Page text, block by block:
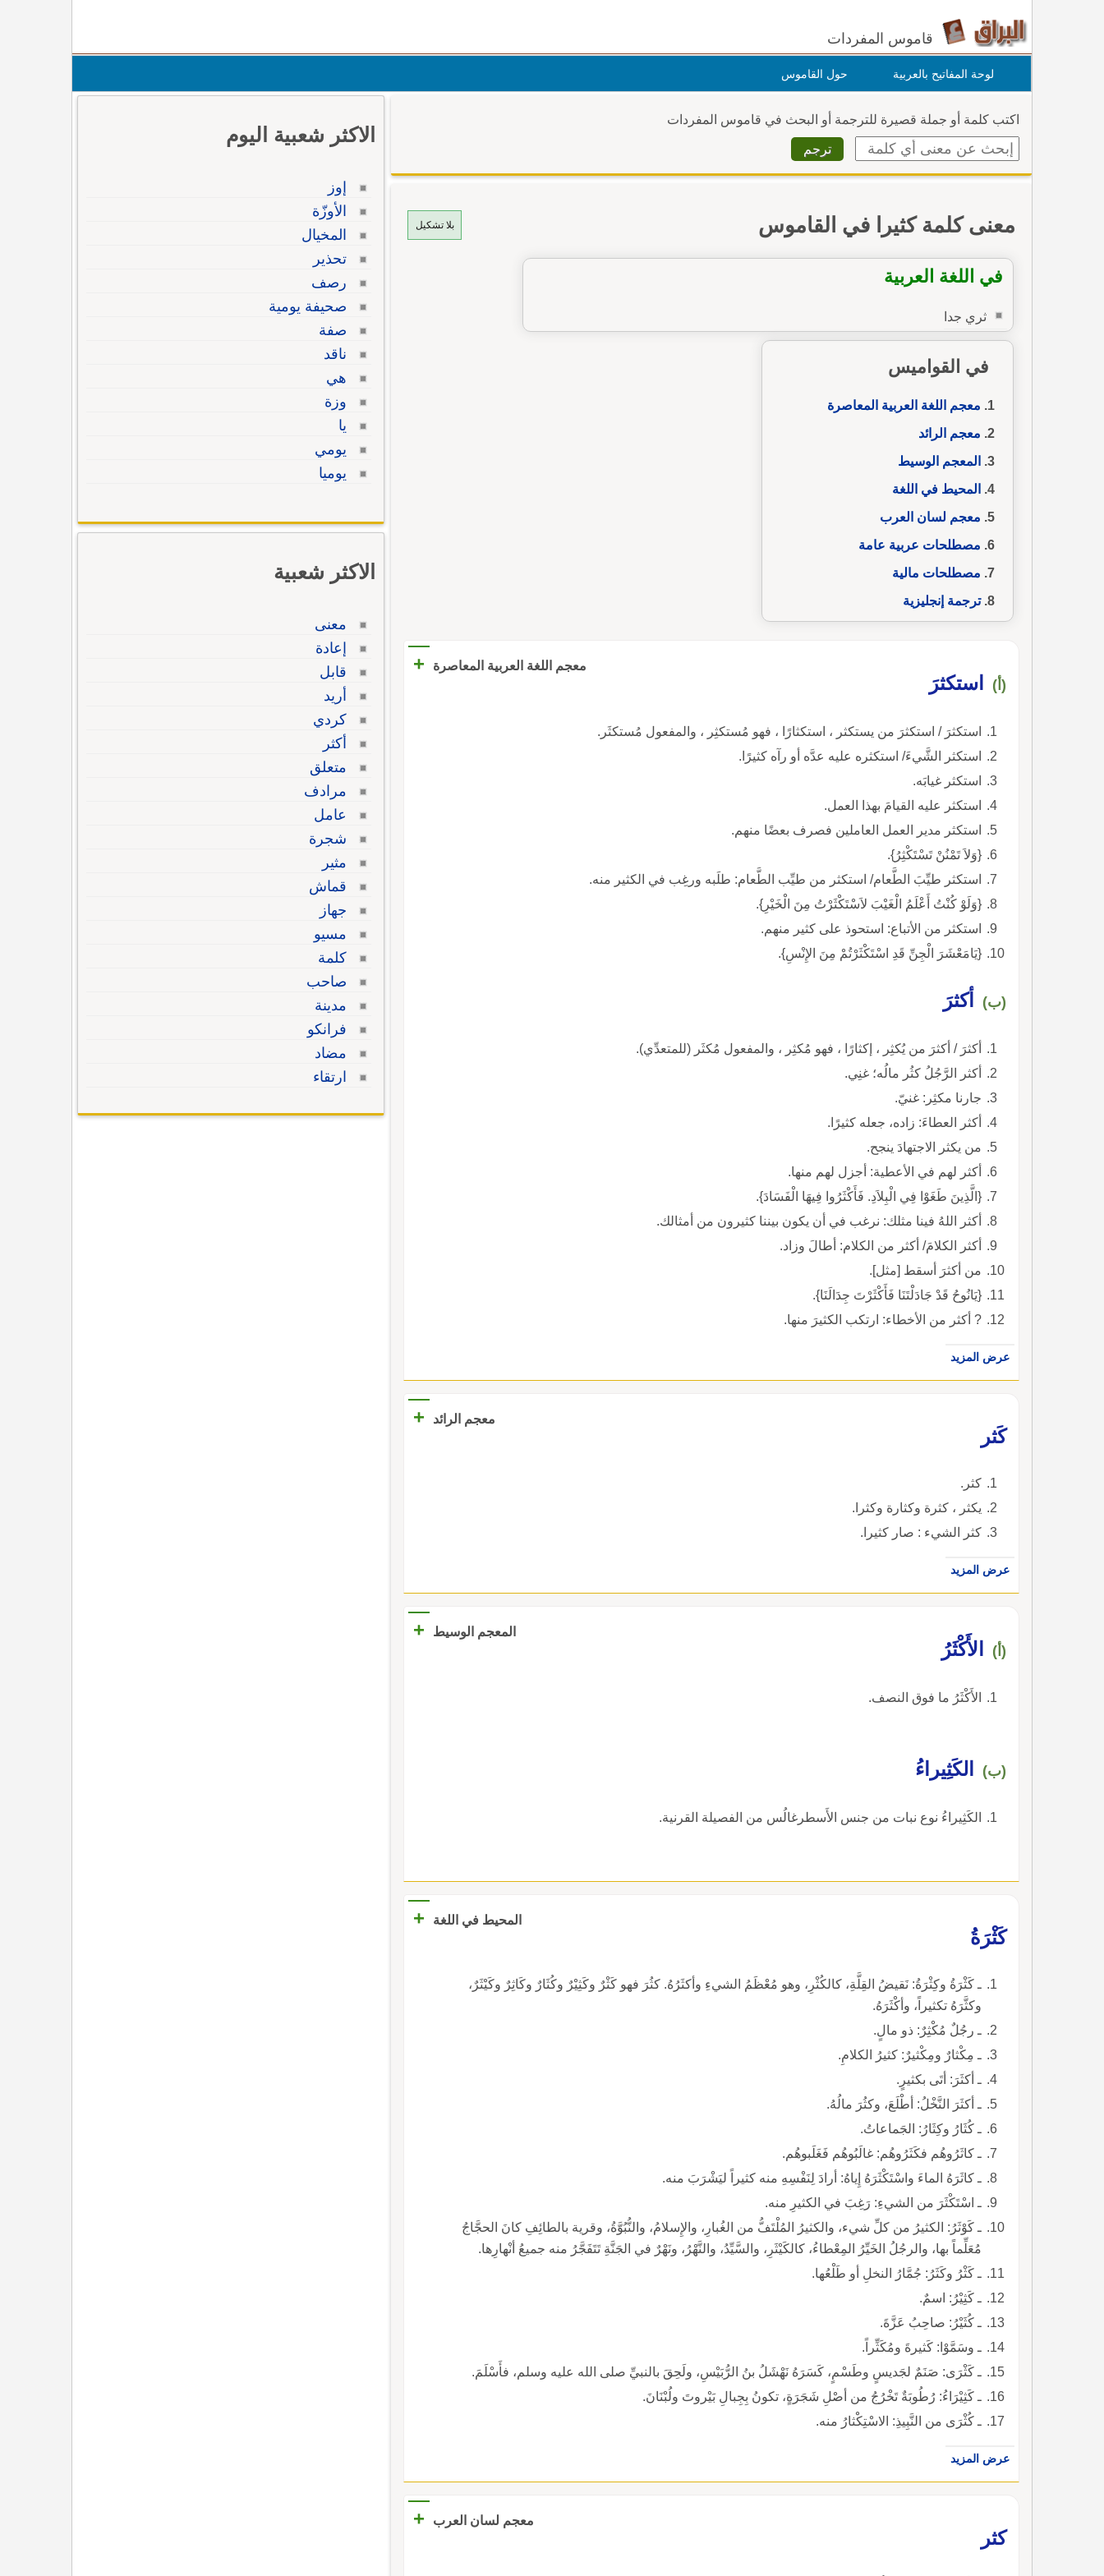
قاموس المفردات
لوحة المفاتيح بالعربية حول القاموس
اكتب كلمة أو جملة قصيرة للترجمة أو البحث في قاموس المفردات
بلا تشكيل معنى كلمة كثيرا في القاموس
في اللغة العربية
ثري جدا
في القواميس
معجم اللغة العربية المعاصرة
معجم الرائد
المعجم الوسيط
المحيط في اللغة
معجم لسان العرب
مصطلحات عربية عامة
مصطلحات مالية
ترجمة إنجليزية
معجم اللغة العربية المعاصرة +
(أ) استكثرَ
استكثرَ / استكثرَ من يستكثر ، استكثارًا ، فهو مُستكثِر ، والمفعول مُستكثَر.
استكثر الشَّيءَ/ استكثره عليه عدَّه أو رآه كثيرًا.
استكثر غيابَه.
استكثر عليه القيامَ بهذا العمل.
استكثر مدير العمل العاملين فصرف بعضًا منهم.
{وَلاَ تَمْنُنْ تَسْتَكْثِرُ}.
استكثر طيِّبَ الطَّعام/ استكثر من طيِّب الطَّعام: طلَبه ورغِب في الكثير منه.
{وَلَوْ كُنْتُ أَعْلَمُ الْغَيْبَ لاَسْتَكْثَرْتُ مِنَ الْخَيْرِ}.
استكثر من الأتباع: استحوذ على كثير منهم.
{يَامَعْشَرَ الْجِنِّ قَدِ اسْتَكْثَرْتُمْ مِنَ الإِنْسِ}.
(ب) أكثرَ
أكثرَ / أكثرَ من يُكثِر ، إكثارًا ، فهو مُكثِر ، والمفعول مُكثَر (للمتعدِّي).
أكثر الرَّجُلُ كثُر مالُه؛ غنِي.
جارنا مكثِر: غنيّ.
أكثر العطاءَ: زاده، جعله كثيرًا.
من يكثر الاجتهادَ ينجح.
أكثر لهم في الأعطية: أجزل لهم منها.
{الَّذِينَ طَغَوْا فِي الْبِلاَدِ. فَأَكْثَرُوا فِيهَا الْفَسَادَ}.
أكثر اللهُ فينا مثلك: نرغب في أن يكون بيننا كثيرون من أمثالك.
أكثر الكلامَ/ أكثر من الكلام: أطالَ وزاد.
من أكثرَ أسقط [مثل].
{يَانُوحُ قَدْ جَادَلْتَنَا فَأَكْثَرْتَ جِدَالَنَا}.
? أكثر من الأخطاء: ارتكب الكثيرَ منها.
عرض المزيد
معجم الرائد
+
كَثر
كثر.
يكثر ، كثرة وكثارة وكثرا.
كثر الشيء : صار كثيرا.
عرض المزيد
المعجم الوسيط +
(أ) الأَكْثَرُ
الأَكْثَرُ ما فوق النصف.
(ب) الكَثِيراءُ
الكَثِيراءُ نوع نبات من جنس الأَسطرغالُس من الفصيلة القرنية.
المحيط في اللغة
+
كَثْرَةُ
ـ كَثْرَةُ وكِثْرَةُ: نَقيضُ القِلَّةِ، كالكُثْرِ، وهو مُعْظَمُ الشيءِ وأكثَرُهُ. كثُرَ فهو كَثْرٌ وكَثِيْرٌ وكُثَارٌ وكَاثِرٌ وكَيْثَرٌ،
وكثَّرَهُ تكثيراً، وأكْثَرَهُ.
ـ رجُلٌ مُكْثِرٌ: ذو مالٍ.
ـ مِكْثارٌ ومِكْثيرٌ: كثيرُ الكلامِ.
ـ أكثَرَ: أتَى بكثيرٍ.
ـ أكثَرَ النَّخْلُ: أطْلَعَ، وكثُرَ مالُهُ.
ـ كُثَارُ وكِثَارُ: الجَماعاتُ.
ـ كاثَرُوهُم فكَثَرُوهُم: غالَبُوهُم فَغَلَبوهُم.
ـ كاثَرَهُ الماءَ واسْتَكْثَرَهُ إِياهُ: أرادَ لِنَفْسِهِ منه كثيراً ليَشْرَبَ منه.
ـ اسْتَكْثَرَ من الشيءِ: رَغِبَ في الكثيرِ منه.
ـ كَوْثَرُ: الكثيرُ من كلِّ شيء، والكثيرُ المُلْتَفُّ من الغُبارِ، والإِسلامُ، والنُّبُوَّةُ، وقرية بالطائِفِ كانَ الحجَّاجُ
مُعَلِّماً بها، والرجُلُ الخَيِّرُ المِعْطاءُ، كالكَيْثَرِ، والسَّيِّدُ، والنَّهْرُ، ونَهْرٌ في الجَنَّةِ تَتَفَجَّرُ منه جميعُ أنْهارِها.
ـ كَثْرُ وكَثَرُ: جُمَّارُ النخلِ أو طَلْعُها.
ـ كَثِيْرُ: اسمٌ.
ـ كُثَيْرُ: صاحِبُ عَزَّةَ.
ـ وسَمَّوْا: كَثيرةَ ومُكَثِّراً.
ـ كَثْرَى: صَنَمٌ لجَديسٍ وطَسْمٍ، كَسَرَهُ نَهْشَلُ بنُ الرُّبَيْسِ، ولَحِقَ بالنبيِّ صلى الله عليه وسلم، فأَسْلَمَ.
ـ كَثِيْرَاءُ: رُطُوبَةٌ تَخْرُجُ من أصْلِ شَجَرَةٍ، تكونُ بِجِبالِ بَيْروتَ ولُبْنَانَ.
ـ كُثْرَى من النَّبِيذِ: الاسْتِكْثارُ منه.
عرض المزيد
معجم لسان العرب
+
كثر
الاكثر شعبية اليوم
إوز
الأوزّة
المخيال
تحذير
رصف
صحيفة يومية
صفة
ناقد
هي
وزة
يا
يومي
يوميا
الاكثر شعبية
معنى
إعادة
قابل
أريد
كردي
أكثر
متعلق
مرادف
عامل
شجرة
مثير
قماش
جهاز
مسيو
كلمة
صاحب
مدينة
فرانكو
مضاد
ارتقاء